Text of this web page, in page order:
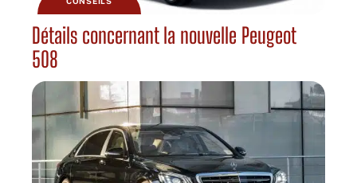
Détails concernant la nouvelle Peugeot
508